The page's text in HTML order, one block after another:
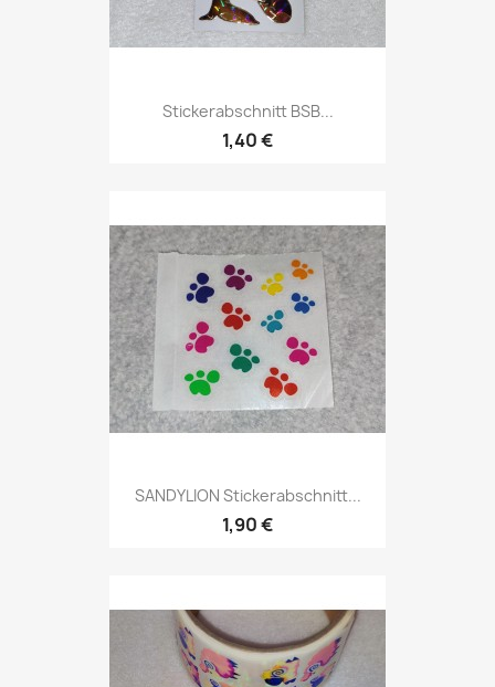
Stickerabschnitt BSB...
1,40 €
SANDYLION Stickerabschnitt...
1,90 €